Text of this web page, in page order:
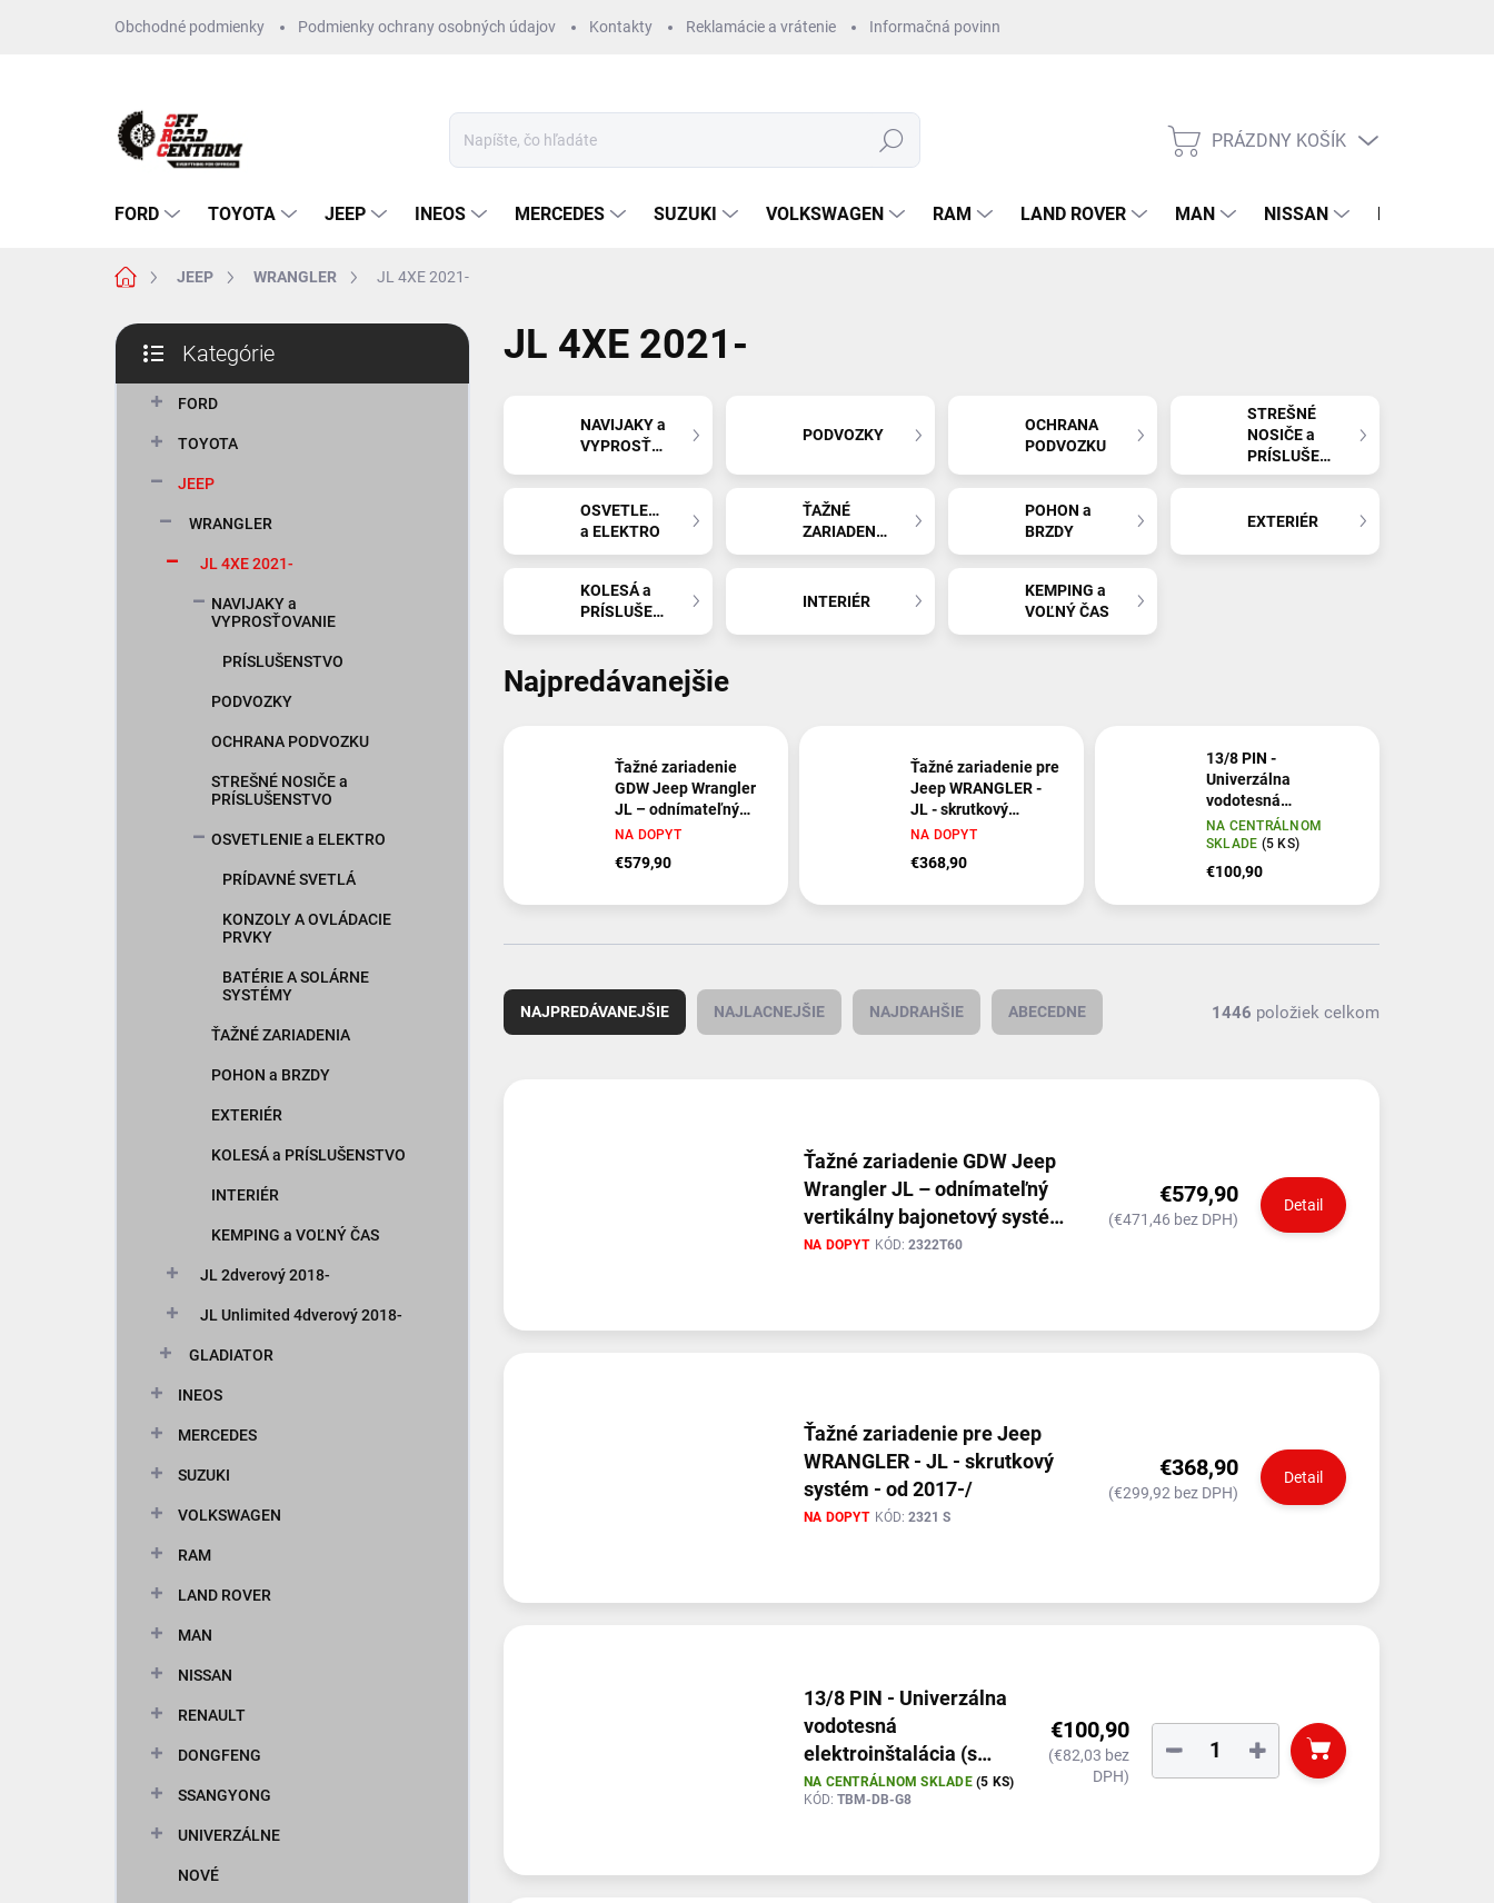
Obchodné podmienky Podmienky ochrany osobných údajov Kontakty Reklamácie a vrátenie Informačná povinnost GDPR ku kontaktnému formuláru
Hľadať
NÁKUPNÝ
PRÁZDNY KOŠÍK
FORD TOYOTA JEEP INEOS MERCEDES SUZUKI VOLKSWAGEN RAM LAND ROVER MAN NISSAN RENAULT
DomovJEEP WRANGLER JL 4XE 2021-
B
č
kategórie
Kategórie
FORD
TOYOTA
JEEP
WRANGLER
JL 4XE 2021-
NAVIJAKY a
VYPROSŤOVANIE
PRÍSLUŠENSTVO
PODVOZKY
OCHRANA PODVOZKU
STREŠNÉ NOSIČE a
PRÍSLUŠENSTVO
OSVETLENIE a ELEKTRO
PRÍDAVNÉ SVETLÁ
KONZOLY A OVLÁDACIE
PRVKY
BATÉRIE A SOLÁRNE
SYSTÉMY
ŤAŽNÉ ZARIADENIA
POHON a BRZDY
EXTERIÉR
KOLESÁ a PRÍSLUŠENSTVO
INTERIÉR
KEMPING a VOĽNÝ ČAS
JL 2dverový 2018-
JL Unlimited 4dverový 2018-
GLADIATOR
INEOS
MERCEDES
SUZUKI
VOLKSWAGEN
RAM
LAND ROVER
MAN
NISSAN
RENAULT
DONGFENG
SSANGYONG
UNIVERZÁLNE
NOVÉ
JL 4XE 2021-
NAVIJAKY a
VYPROSŤOVANIE
PODVOZKY
OCHRANA
PODVOZKU
STREŠNÉ
NOSIČE a
PRÍSLUŠENSTVO
OSVETLENIE
a ELEKTRO
ŤAŽNÉ
ZARIADENIA
POHON a
BRZDY
EXTERIÉR
KOLESÁ a
PRÍSLUŠENSTVO
INTERIÉR
KEMPING a
VOĽNÝ ČAS
Najpredávanejšie
Ťažné zariadenie
GDW Jeep Wrangler
JL – odnímateľný
vertikálny
(od 2017) 2322T60
NA DOPYT
€579,90
Ťažné zariadenie pre
Jeep WRANGLER -
JL - skrutkový
systém - od 2017-/
NA DOPYT
€368,90
13/8 PIN -
Univerzálna
vodotesná
elektroinštalácia (s
modulom) pre ťažné
zariadenia (so
spiatočkou)
NA CENTRÁLNOM
SKLADE (5 KS)
€100,90
a
d
o
NAJPREDÁVANEJŠIE NAJLACNEJŠIE NAJDRAHŠIE ABECEDNE 1446 položiek celkom
k
Ťažné zariadenie GDW Jeep
Wrangler JL – odnímateľný
vertikálny bajonetový systém
(od 2017) 2322T60
NA DOPYT KÓD: 2322T60
€579,90
(€471,46 bez DPH)
Detail
Ťažné zariadenie pre Jeep
WRANGLER - JL - skrutkový
systém - od 2017-/
NA DOPYT KÓD: 2321 S
€368,90
(€299,92 bez DPH)
Detail
13/8 PIN - Univerzálna
vodotesná
elektroinštalácia (s
modulom) pre ťažné
zariadenia (so spiatočkou)
NA CENTRÁLNOM SKLADE(5 KS)
KÓD: TBM-DB-G8
€100,90
(€82,03 bez
DPH)
+
−